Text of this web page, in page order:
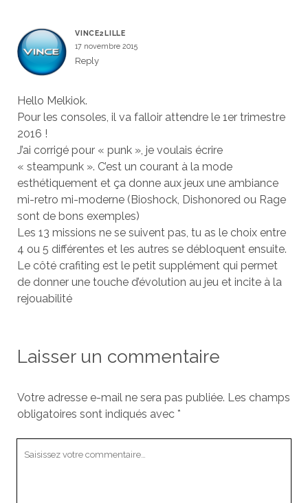
VINCE2LILLE
17 novembre 2015
Reply
Hello Melkiok.
Pour les consoles, il va falloir attendre le 1er trimestre
2016 !
J’ai corrigé pour « punk », je voulais écrire
« steampunk ». C’est un courant à la mode
esthétiquement et ça donne aux jeux une ambiance
mi-retro mi-moderne (Bioshock, Dishonored ou Rage
sont de bons exemples)
Les 13 missions ne se suivent pas, tu as le choix entre
4 ou 5 différentes et les autres se débloquent ensuite.
Le côté crafiting est le petit supplément qui permet
de donner une touche d’évolution au jeu et incite à la
rejouabilité
Laisser un commentaire
Votre adresse e-mail ne sera pas publiée. Les champs
obligatoires sont indiqués avec *